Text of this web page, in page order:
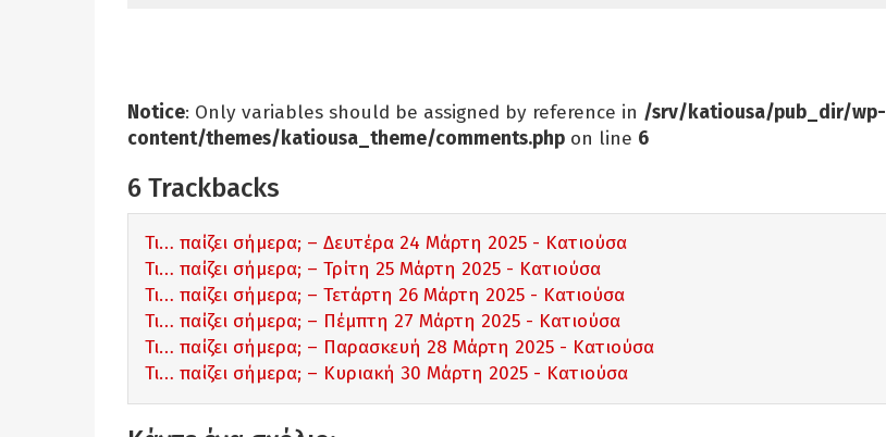
Notice: Only variables should be assigned by reference in /srv/katiousa/pub_dir/wp-
content/themes/katiousa_theme/comments.php on line 6
6 Trackbacks
Τι… παίζει σήμερα; – Δευτέρα 24 Μάρτη 2025 - Κατιούσα
Τι… παίζει σήμερα; – Τρίτη 25 Μάρτη 2025 - Κατιούσα
Τι… παίζει σήμερα; – Τετάρτη 26 Μάρτη 2025 - Κατιούσα
Τι… παίζει σήμερα; – Πέμπτη 27 Μάρτη 2025 - Κατιούσα
Τι… παίζει σήμερα; – Παρασκευή 28 Μάρτη 2025 - Κατιούσα
Τι… παίζει σήμερα; – Κυριακή 30 Μάρτη 2025 - Κατιούσα